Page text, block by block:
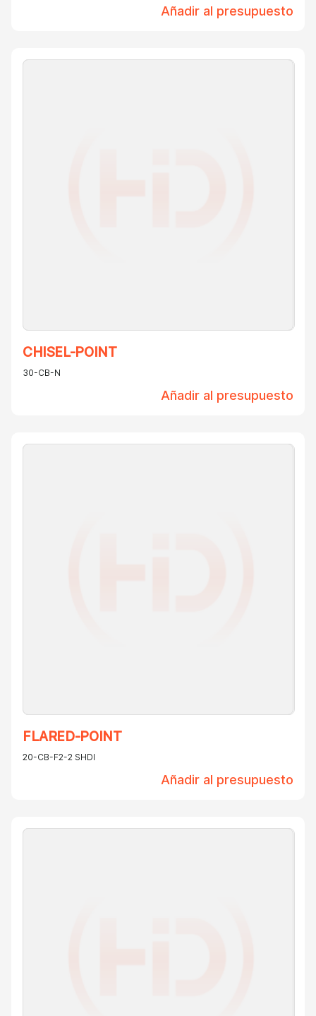
Añadir al presupuesto
CHISEL-POINT
30-CB-N
Añadir al presupuesto
FLARED-POINT
20-CB-F2-2 SHDI
Añadir al presupuesto